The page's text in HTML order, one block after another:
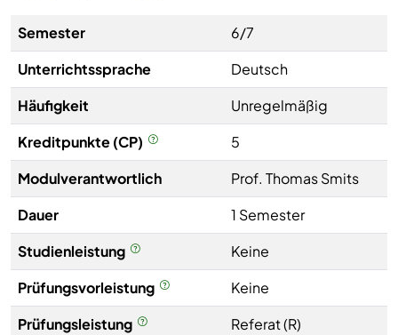
Semester
6/7
Unterrichtssprache
Deutsch
Häufigkeit
Unregelmäßig
Kreditpunkte (CP)
5
Modulverantwortlich
Prof. Thomas Smits
Dauer
1 Semester
Studienleistung
Keine
Prüfungsvorleistung
Keine
Prüfungsleistung
Referat (R)